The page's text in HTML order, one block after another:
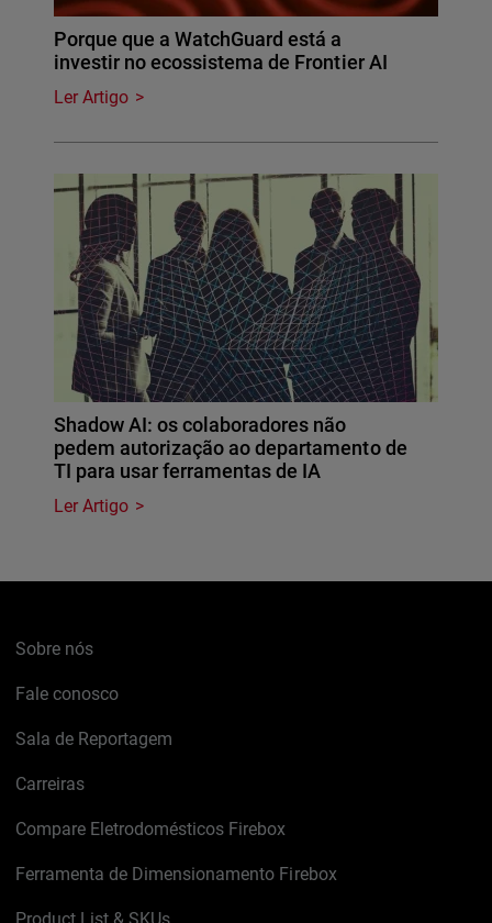
Porque que a WatchGuard está a
investir no ecossistema de Frontier AI
Ler Artigo
Shadow AI: os colaboradores não
pedem autorização ao departamento de
TI para usar ferramentas de IA
Ler Artigo
Sobre nós
Fale conosco
Sala de Reportagem
Carreiras
Compare Eletrodomésticos Firebox
Ferramenta de Dimensionamento Firebox